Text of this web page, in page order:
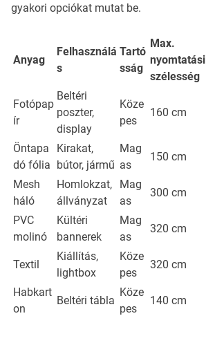
gyakori opciókat mutat be.
Anyag
Felhasználá
s
Tartó
sság
Max.
nyomtatási
szélesség
Fotópap
ír
Beltéri
poszter,
display
Köze
pes
160 cm
Öntapa
dó fólia
Kirakat,
bútor, jármű
Mag
as
150 cm
Mesh
háló
Homlokzat,
állványzat
Mag
as
300 cm
PVC
molinó
Kültéri
bannerek
Mag
as
320 cm
Textil
Kiállítás,
lightbox
Köze
pes
320 cm
Habkart
on
Beltéri tábla
Köze
pes
140 cm